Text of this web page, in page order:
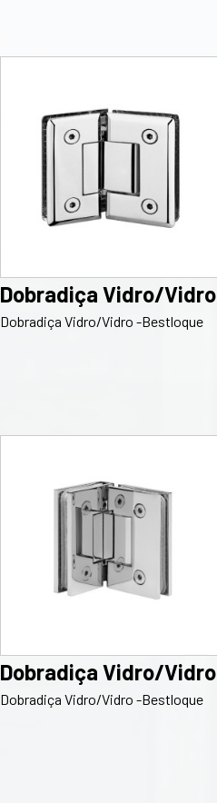
Dobradiça Vidro/Vidro
Dobradiça Vidro/Vidro -Bestloque
Dobradiça Vidro/Vidro
Dobradiça Vidro/Vidro -Bestloque